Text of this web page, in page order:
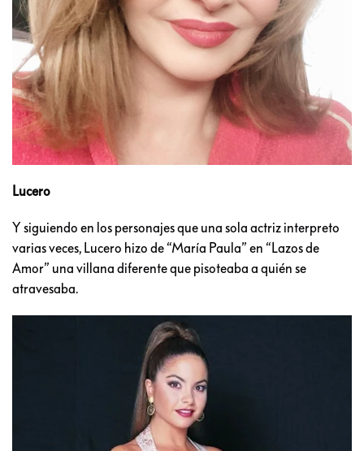
Lucero
Y siguiendo en los personajes que una sola actriz interpreto
varias veces, Lucero hizo de “María Paula” en “Lazos de
Amor” una villana diferente que pisoteaba a quién se
atravesaba.